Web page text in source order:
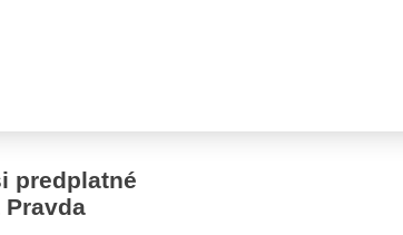
predplatné